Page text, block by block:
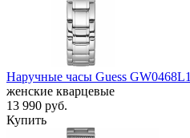
Наручные часы Guess GW0468L1
женские кварцевые
13 990 руб.
Купить